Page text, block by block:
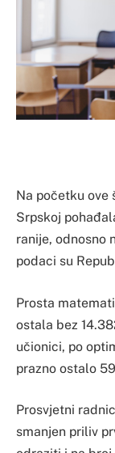
Na početku ove
Srpskoj
ranije, odnosno
podaci su
Prosta
ostala bez
učionici, po
prazno ostalo
Prosvjetni
smanjen priliv